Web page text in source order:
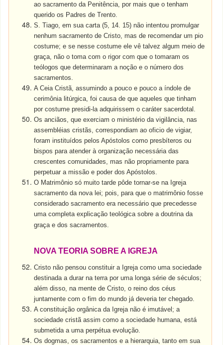
ao sacramento da Penitência, por mais que o tenham
querido os Padres de Trento.
S. Tiago, em sua carta (5, 14. 15) não intentou promulgar
nenhum sacramento de Cristo, mas de recomendar um pio
costume; e se nesse costume ele vê talvez algum meio de
graça, não o toma com o rigor com que o tomaram os
teólogos que determinaram a noção e o número dos
sacramentos.
A Ceia Cristã, assumindo a pouco e pouco a índole de
cerimônia litúrgica, foi causa de que aqueles que tinham
por costume presidi-la adquirissem o caráter sacerdotal.
Os anciãos, que exerciam o ministério da vigilância, nas
assembléias cristãs, correspondiam ao oficio de vigiar,
foram instituídos pelos Apóstolos como presbíteros ou
bispos para atender à organização necessária das
crescentes comunidades, mas não propriamente para
perpetuar a missão e poder dos Apóstolos.
O Matrimônio só muito tarde pôde tornar-se na Igreja
sacramento da nova lei; pois, para que o matrimônio fosse
considerado sacramento era necessário que precedesse
uma completa explicação teológica sobre a doutrina da
graça e dos sacramentos.
NOVA TEORIA SOBRE A IGREJA
Cristo não pensou constituir a Igreja como uma sociedade
destinada a durar na terra por uma longa série de séculos;
além disso, na mente de Cristo, o reino dos céus
juntamente com o fim do mundo já deveria ter chegado.
A constituição orgânica da Igreja não é imutável; a
sociedade cristã assim como a sociedade humana, está
submetida a uma perpétua evolução.
Os dogmas, os sacramentos e a hierarquia, tanto em sua